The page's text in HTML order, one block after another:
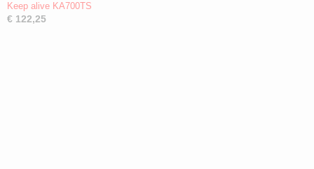
Keep alive KA700TS
€ 122,25